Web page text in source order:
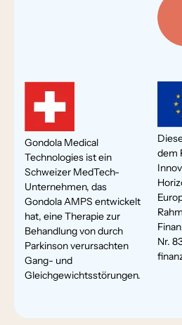
Gondola Medical
Technologies ist ein
Schweizer MedTech-
Unternehmen, das
Gondola AMPS entwickelt
hat, eine Therapie zur
Behandlung von durch
Parkinson verursachten
Gang- und
Gleichgewichtsstörungen.
dem
Nr.